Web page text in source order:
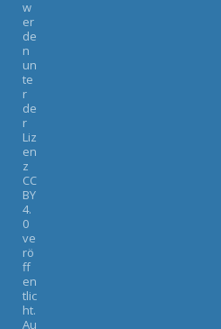
w
er
de
n
un
te
r
de
r
Liz
en
z
CC
BY
4.
0
ve
rö
ff
en
tlic
ht.
Au